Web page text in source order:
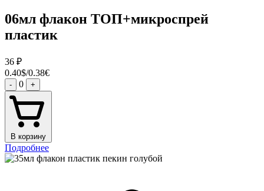
06мл флакон ТОП+микроспрей
пластик
36 ₽
0.40$/0.38€
- 0 +
В корзину
Подробнее